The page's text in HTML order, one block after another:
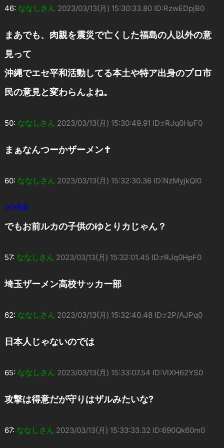
46: ななしさん 2023/03/13(月) 15:30:33.80 ID:RzwEDpjB0
まあでも、肉親を震災で亡くした福島の人以外の意
見って
沖縄でエセ平和活動してる本土や特ア出身のプロ市
民の意見と変わらんよね。
50: ななしさん 2023/03/13(月) 15:30:49.91 ID:rRJq0HpF0
まぁなんつーかザーメン✝
60: ななしさん 2023/03/13(月) 15:32:30.36 ID:NzMyjkQI0
>>54
でもお前ルカの子供のゆとりカじゃん？
57: ななしさん 2023/03/13(月) 15:32:01.45 ID:rRJq0HpF0
埼玉ザーメン高校サッカー部
62: ななしさん 2023/03/13(月) 15:32:40.48 ID:r2P/AJPq0
日本人じゃないのでは
65: ななしさん 2023/03/13(月) 15:33:07.54 ID:VlXH62YS0
攻撃は得意だが守りはザルみたいな?
67: ななしさん 2023/03/13(月) 15:33:33.32 ID:690Qk60m0